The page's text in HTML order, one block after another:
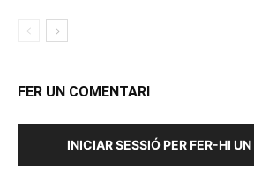
FER UN COMENTARI
INICIAR SESSIÓ PER FER-HI